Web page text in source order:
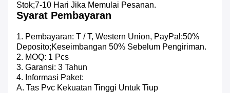
Stok;7-10 Hari Jika Memulai Pesanan.
Syarat Pembayaran
1. Pembayaran: T / T, Western Union, PayPal;50%
Deposito;Keseimbangan 50% Sebelum Pengiriman.
2. MOQ: 1 Pcs
3. Garansi: 3 Tahun
4. Informasi Paket:
A. Tas Pvc Kekuatan Tinggi Untuk Tiup